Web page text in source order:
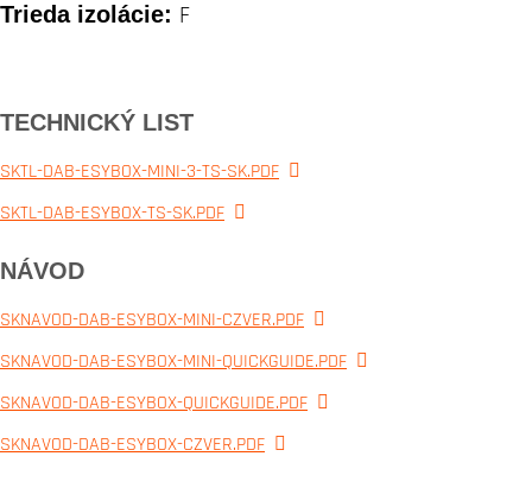
Trieda izolácie: F
TECHNICKÝ LIST
SKTL-DAB-ESYBOX-MINI-3-TS-SK.PDF
SKTL-DAB-ESYBOX-TS-SK.PDF
NÁVOD
SKNAVOD-DAB-ESYBOX-MINI-CZVER.PDF
SKNAVOD-DAB-ESYBOX-MINI-QUICKGUIDE.PDF
SKNAVOD-DAB-ESYBOX-QUICKGUIDE.PDF
SKNAVOD-DAB-ESYBOX-CZVER.PDF